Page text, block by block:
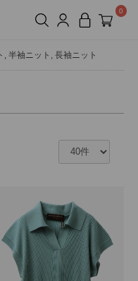
0
, 半袖ニット, 長袖ニット